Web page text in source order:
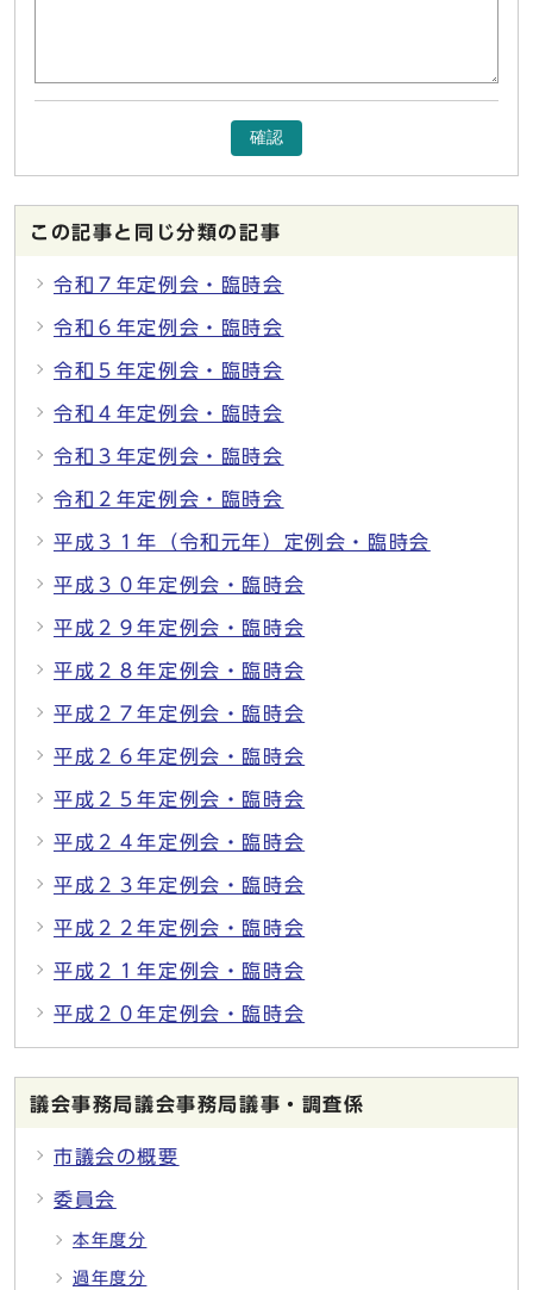
確認
この記事と同じ分類の記事
令和７年定例会・臨時会
令和６年定例会・臨時会
令和５年定例会・臨時会
令和４年定例会・臨時会
令和３年定例会・臨時会
令和２年定例会・臨時会
平成３１年（令和元年）定例会・臨時会
平成３０年定例会・臨時会
平成２９年定例会・臨時会
平成２８年定例会・臨時会
平成２７年定例会・臨時会
平成２６年定例会・臨時会
平成２５年定例会・臨時会
平成２４年定例会・臨時会
平成２３年定例会・臨時会
平成２２年定例会・臨時会
平成２１年定例会・臨時会
平成２０年定例会・臨時会
議会事務局議会事務局議事・調査係
市議会の概要
委員会
本年度分
過年度分